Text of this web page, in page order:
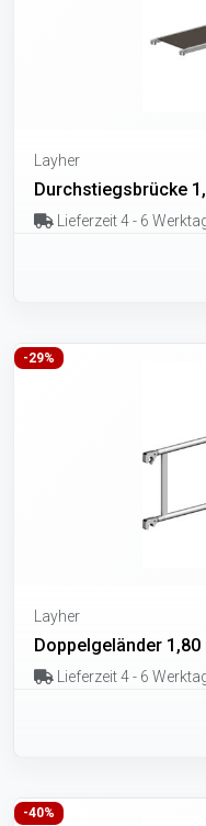
Layher
Durchstiegsbrücke
Lieferzeit 4 - 6
-29%
Layher
Doppelgeländer 1,80
Lieferzeit 4 - 6
-40%